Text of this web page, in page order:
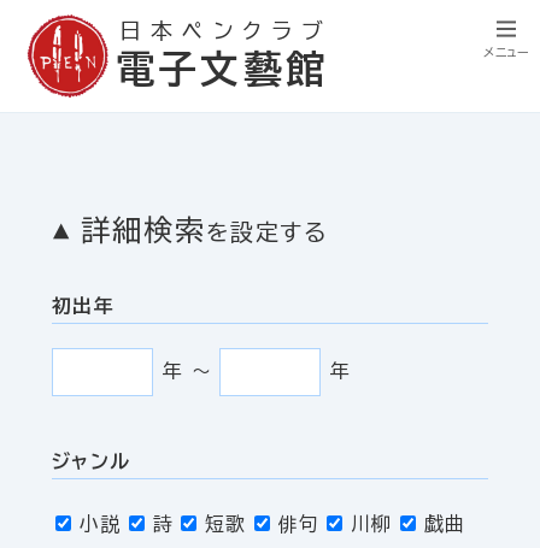
日本ペンクラブ
電子文藝館
詳細検索 を設定する
初出年
年 〜 年
ジャンル
小説 詩 短歌 俳句 川柳 戯曲
メニュー